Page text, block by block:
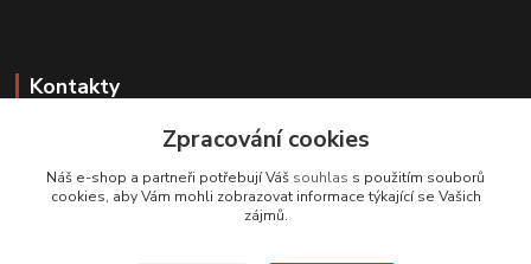
Kontakty
Zákaznická podpora
+420 608 331 344
(Po-Pá, 11-17 hod.; So, 9-12 hod.)
Zpracování cookies
Náš e-shop a partneři potřebují Váš souhlas s použitím souborů
cookies, aby Vám mohli zobrazovat informace týkající se Vašich
zájmů.